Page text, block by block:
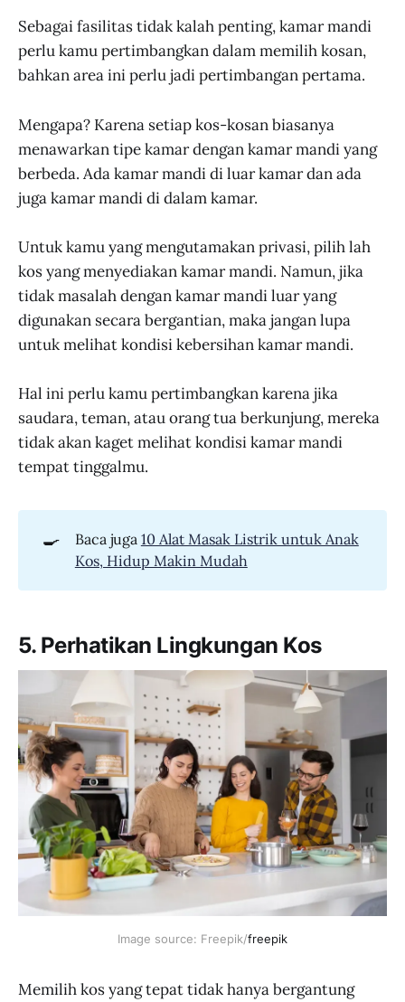
Sebagai fasilitas tidak kalah penting, kamar mandi
perlu kamu pertimbangkan dalam memilih kosan,
bahkan area ini perlu jadi pertimbangan pertama.
Mengapa? Karena setiap kos-kosan biasanya
menawarkan tipe kamar dengan kamar mandi yang
berbeda. Ada kamar mandi di luar kamar dan ada
juga kamar mandi di dalam kamar.
Untuk kamu yang mengutamakan privasi, pilih lah
kos yang menyediakan kamar mandi. Namun, jika
tidak masalah dengan kamar mandi luar yang
digunakan secara bergantian, maka jangan lupa
untuk melihat kondisi kebersihan kamar mandi.
Hal ini perlu kamu pertimbangkan karena jika
saudara, teman, atau orang tua berkunjung, mereka
tidak akan kaget melihat kondisi kamar mandi
tempat tinggalmu.
🍳 Baca juga 10 Alat Masak Listrik untuk Anak
Kos, Hidup Makin Mudah
5. Perhatikan Lingkungan Kos
Image source: Freepik/freepik
Memilih kos yang tepat tidak hanya bergantung